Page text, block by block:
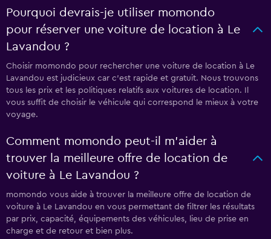
Pourquoi devrais-je utiliser momondo
pour réserver une voiture de location à Le
Lavandou ?
Choisir momondo pour rechercher une voiture de location à Le
Lavandou est judicieux car c'est rapide et gratuit. Nous trouvons
tous les prix et les politiques relatifs aux voitures de location. Il
vous suffit de choisir le véhicule qui correspond le mieux à votre
voyage.
Comment momondo peut-il m’aider à
trouver la meilleure offre de location de
voiture à Le Lavandou ?
momondo vous aide à trouver la meilleure offre de location de
voiture à Le Lavandou en vous permettant de filtrer les résultats
par prix, capacité, équipements des véhicules, lieu de prise en
charge et de retour et bien plus.